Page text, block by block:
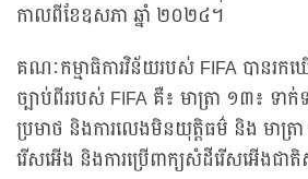
កាលពីខែឧសភា ឆ្នាំ ២០២៤។
គណៈកម្មាធិការវិន័យរបស់ FIFA បានរក
ច្បាប់ពីររបស់ FIFA គឺ៖ មាត្រា ១៣៖ ទា
ប្រមាថ និងការលេងមិនយុត្តិធម៌ និង មាត្រ
រើសអើង និងការប្រើពាក្យសំដីរើសអើងជ